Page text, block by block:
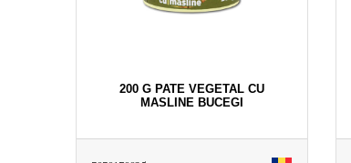
200 G PATE VEGETAL CU
MASLINE BUCEGI